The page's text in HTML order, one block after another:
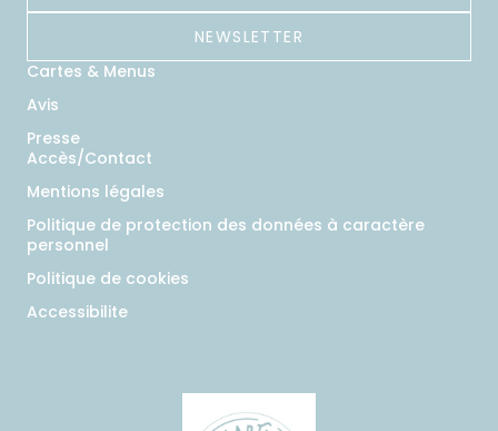
NEWSLETTER
Cartes & Menus
Avis
Presse
Accès/Contact
Mentions légales
Politique de protection des données à caractère
personnel
Politique de cookies
Accessibilite